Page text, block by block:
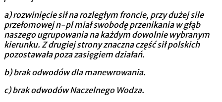
a) rozwinięcie sił na rozległym froncie, przy dużej sile
przeło­mowej n-pl miał swobodę przenikania w głąb
naszego ugrupowania na każdym dowolnie wybranym
kierunku. Z drugiej strony zna­czna część sił polskich
pozostawała poza zasięgiem działań.
b) brak odwodów dla manewrowania.
c) brak odwodów Naczelnego Wodza.